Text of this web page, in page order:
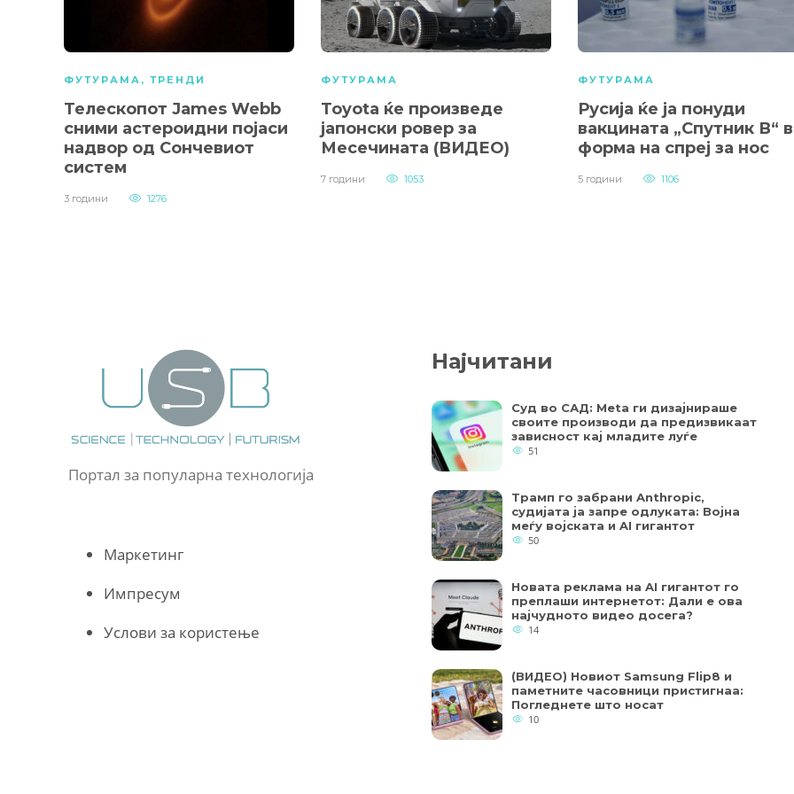
ФУТУРАМА , ТРЕНДИ
Телескопот James Webb
сними астероидни појаси
надвор од Сончевиот
систем
3 години 1276
ФУТУРАМА
Toyota ќе произведе
јапонски ровер за
Месечината (ВИДЕО)
7 години 1053
ФУТУРАМА
Русија ќе ја понуди
вакцината „Спутник В“
форма на спреј за нос
5 години 1106
Портал за популарна технологија
Маркетинг
Импресум
Услови за користење
Најчитани
Суд во САД: Meta ги дизајнираше
своите производи да предизвикаат
зависност кај младите луѓе
51
Трамп го забрани Anthropic,
судијата ја запре одлуката: Војна
меѓу војската и AI гигантот
50
Новата реклама на AI гигантот го
преплаши интернетот: Дали е ова
најчудното видео досега?
14
(ВИДЕО) Новиот Samsung Flip8 и
паметните часовници пристигнаа:
Погледнете што носат
10